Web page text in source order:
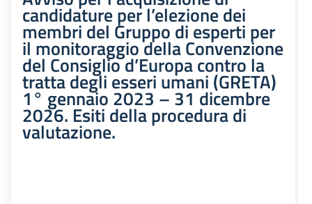
candidature per l’elezione dei
membri del Gruppo di esperti per
il monitoraggio della Convenzione
del Consiglio d’Europa contro la
tratta degli esseri umani (GRETA)
1° gennaio 2023 – 31 dicembre
2026. Esiti della procedura di
valutazione.